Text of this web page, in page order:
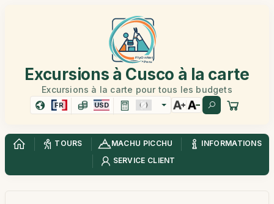
Excursions à Cusco à la carte
Excursions à la carte pour tous les budgets
FR USD
TOURS MACHU PICCHU
INFORMATIONS
SERVICE CLIENT